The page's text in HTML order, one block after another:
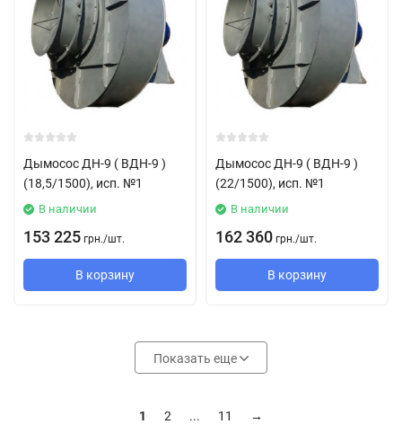
Дымосос ДН-9 ( ВДН-9 )
(18,5/1500), исп. №1
В наличии
153 225 грн./шт.
В корзину
Дымосос ДН-9 ( ВДН-9 )
(22/1500), исп. №1
В наличии
162 360 грн./шт.
В корзину
Показать еще
1 2 ... 11 →